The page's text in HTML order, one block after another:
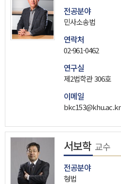
전공분야
민사소송법
연락처
02-961-0462
연구실
제2법학관 306호
이메일
bkc153@khu.ac.kr
서보학 교수
전공분야
형법